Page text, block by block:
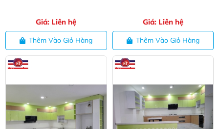
Giá: Liên hệ
Thêm Vào Giỏ Hàng
Giá: Liên hệ
Thêm Vào Giỏ Hàng